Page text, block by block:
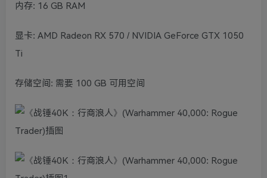
内存: 16 GB RAM
显卡: AMD Radeon RX 570 / NVIDIA GeForce GTX 1050
Ti
存储空间: 需要 100 GB 可用空间